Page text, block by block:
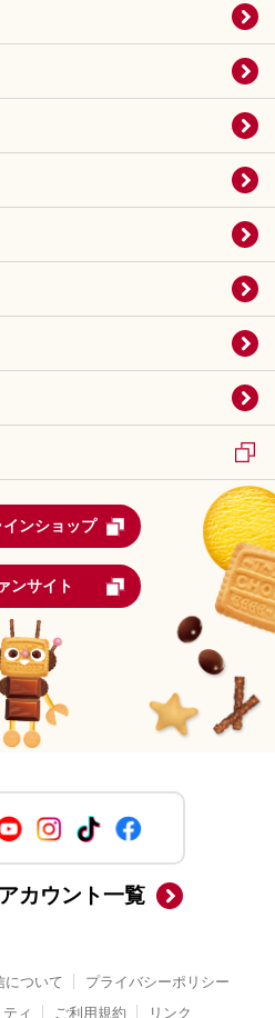
ンショップ
ンサイト
カウント一覧
について
プライバシーポリシー
ィ
ご利用規約 リンク